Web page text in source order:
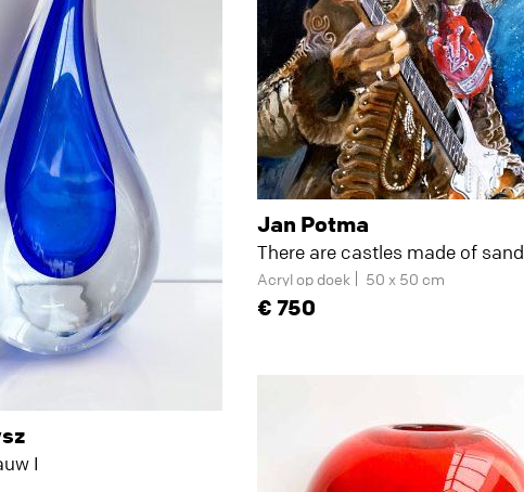
I
Jan Potma
There are castles made of sand
Acryl op doek 50 x 50 cm
750